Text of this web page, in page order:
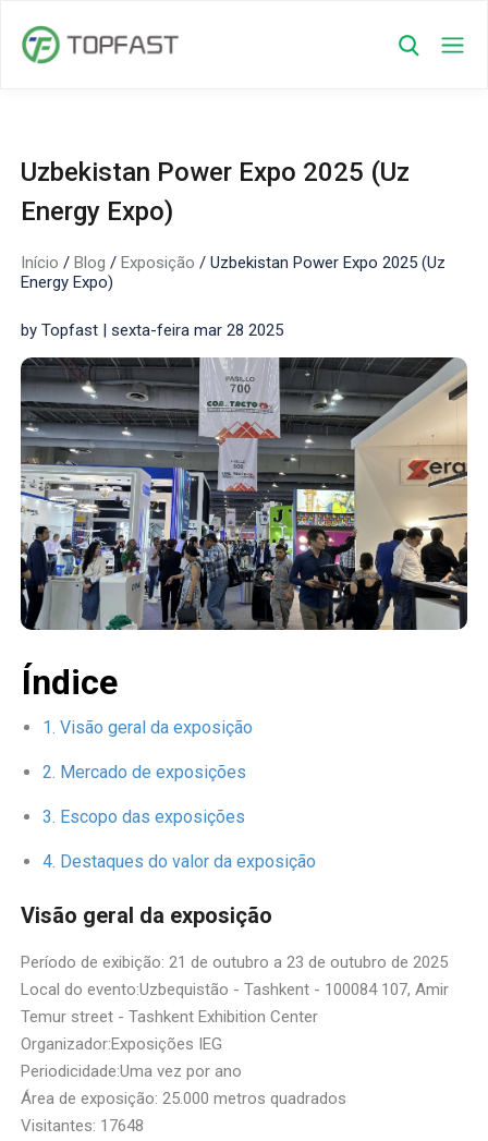
Uzbekistan Power Expo 2025 (Uz
Energy Expo)
Início /Blog /Exposição /Uzbekistan Power Expo 2025 (Uz
Energy Expo)
by Topfast | sexta-feira mar 28 2025
Índice
Visão geral da exposição
Mercado de exposições
Escopo das exposições
Destaques do valor da exposição
Visão geral da exposição
Período de exibição: 21 de outubro a 23 de outubro de 2025
Local do evento:Uzbequistão - Tashkent - 100084 107, Amir
Temur street - Tashkent Exhibition Center
Organizador:Exposições IEG
Periodicidade:Uma vez por ano
Área de exposição: 25.000 metros quadrados
Visitantes: 17648